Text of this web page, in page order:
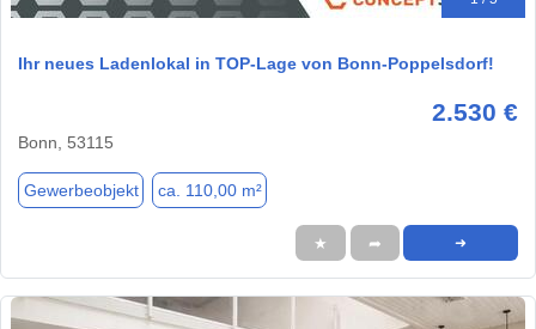
Ihr neues Ladenlokal in TOP-Lage von Bonn-Poppelsdorf!
2.530 €
Bonn, 53115
Gewerbeobjekt ca. 110,00 m²
★ ➦ ➜